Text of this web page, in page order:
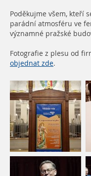
Poděkujme všem, kteří
parádní atmosféru ve
významné pražské
Fotografie z plesu od
objednat zde.